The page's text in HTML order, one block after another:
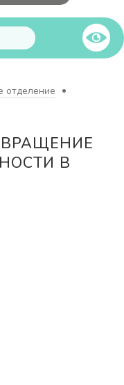
отделение
В